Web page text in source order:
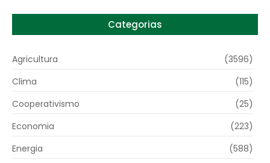
Categorias
Agricultura
(3596)
Clima
(115)
Cooperativismo
(25)
Economia
(223)
Energia
(588)